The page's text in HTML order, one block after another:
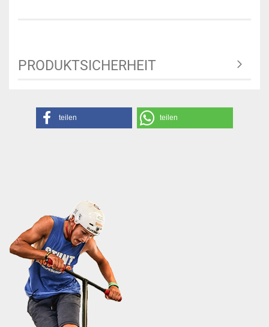
PRODUKTSICHERHEIT
teilen teilen